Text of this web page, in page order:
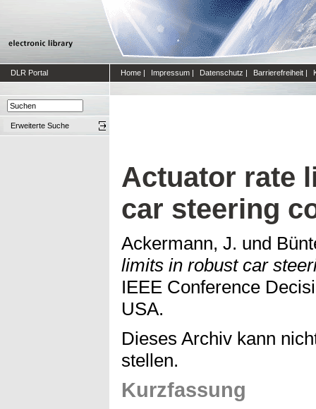
DLR Portal Home | Impressum | Datenschutz | Barrierefreiheit |
Erweiterte Suche
Actuator rate
car steering
Ackermann, J. und
limits in robust car
IEEE Conference
USA.
Dieses Archiv kann
stellen.
Kurzfassung